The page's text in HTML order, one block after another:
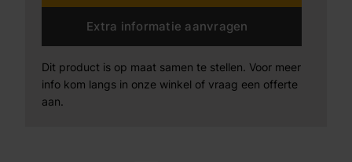
Extra informatie aanvragen
Dit product is op maat samen te stellen. Voor meer
info kom langs in onze winkel of vraag een offerte
aan.